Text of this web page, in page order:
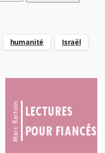
humanité Israël